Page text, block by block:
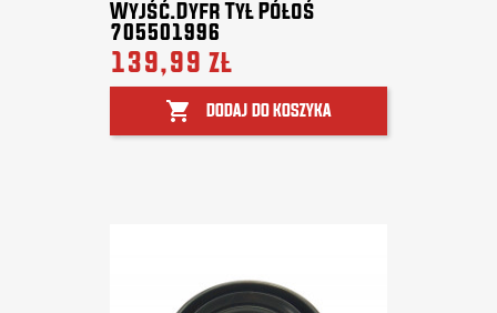
Wyjść.dyfr Tył Półoś
705501996
139,99 zł
 DODAJ DO KOSZYKA